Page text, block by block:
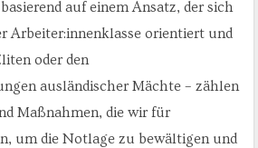
auf einem Ansatz, der sich
Arbeiter:innenklasse orientiert und
oder den
ausländischer Mächte – zählen
Maßnahmen, die wir für
um die Notlage zu bewältigen und